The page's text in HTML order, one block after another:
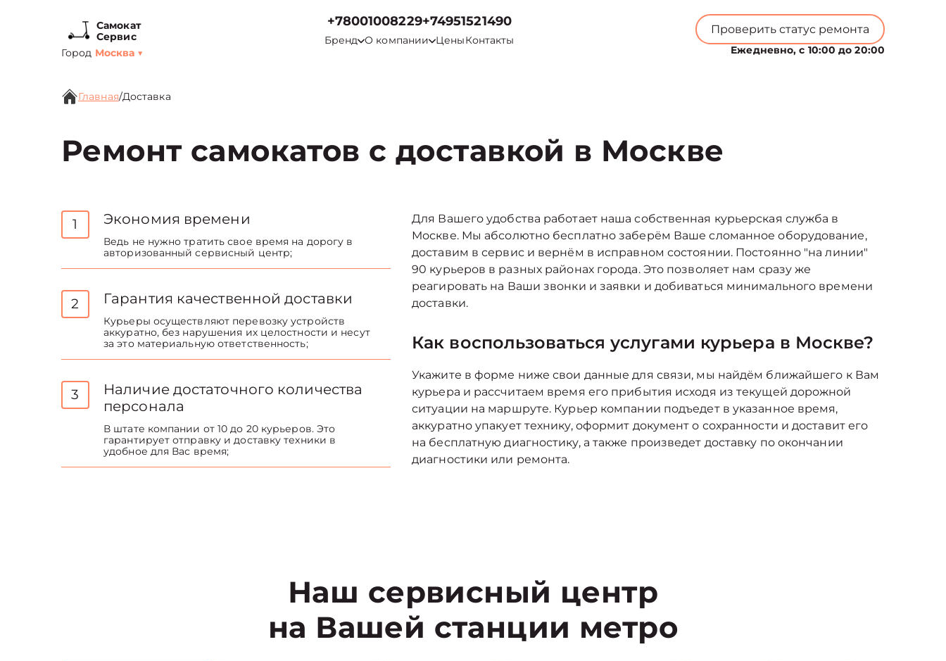
Самокат
Сервис
Город Москва ▼
+78001008229+74951521490
Бренд О компании ЦеныКонтакты
Проверить статус ремонта
Ежедневно, с 10:00 до 20:00
Главная/Доставка
Ремонт самокатов с доставкой в Москве
1 Экономия времени
Ведь не нужно тратить свое время на дорогу в
авторизованный сервисный центр;
2 Гарантия качественной доставки
Курьеры осуществляют перевозку устройств
аккуратно, без нарушения их целостности и несут
за это материальную ответственность;
3
Наличие достаточного количества
персонала
В штате компании от 10 до 20 курьеров. Это
гарантирует отправку и доставку техники в
удобное для Вас время;
Для Вашего удобства работает наша собственная курьерская служба в
Москве. Мы абсолютно бесплатно заберём Ваше сломанное оборудование,
доставим в сервис и вернём в исправном состоянии. Постоянно "на линии"
90 курьеров в разных районах города. Это позволяет нам сразу же
реагировать на Ваши звонки и заявки и добиваться минимального времени
доставки.
Как воспользоваться услугами курьера в Москве?
Укажите в форме ниже свои данные для связи, мы найдём ближайшего к Вам
курьера и рассчитаем время его прибытия исходя из текущей дорожной
ситуации на маршруте. Курьер компании подъедет в указанное время,
аккуратно упакует технику, оформит документ о сохранности и доставит его
на бесплатную диагностику, а также произведет доставку по окончании
диагностики или ремонта.
Наш сервисный центр
на Вашей станции метро